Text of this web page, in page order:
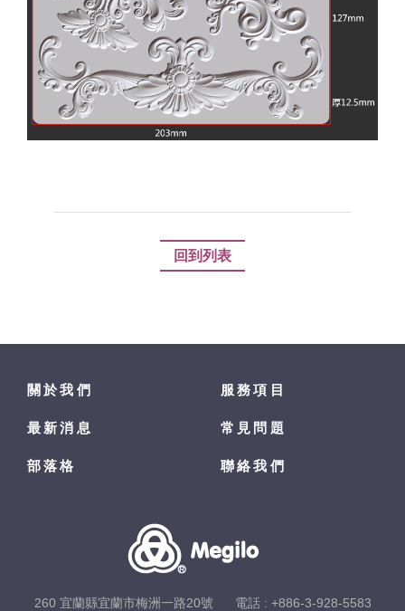
回到列表
關於我們 服務項目
最新消息 常見問題
部落格 聯絡我們
260 宜蘭縣宜蘭市梅洲一路20號 電話 : +886-3-928-5583